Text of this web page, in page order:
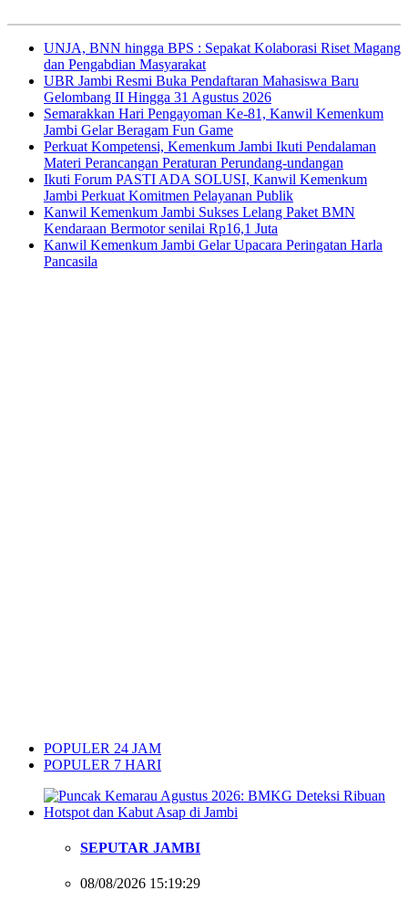
UNJA, BNN hingga BPS : Sepakat Kolaborasi Riset Magang
dan Pengabdian Masyarakat
UBR Jambi Resmi Buka Pendaftaran Mahasiswa Baru
Gelombang II Hingga 31 Agustus 2026
Semarakkan Hari Pengayoman Ke-81, Kanwil Kemenkum
Jambi Gelar Beragam Fun Game
Perkuat Kompetensi, Kemenkum Jambi Ikuti Pendalaman
Materi Perancangan Peraturan Perundang-undangan
Ikuti Forum PASTI ADA SOLUSI, Kanwil Kemenkum
Jambi Perkuat Komitmen Pelayanan Publik
Kanwil Kemenkum Jambi Sukses Lelang Paket BMN
Kendaraan Bermotor senilai Rp16,1 Juta
Kanwil Kemenkum Jambi Gelar Upacara Peringatan Harla
Pancasila
POPULER 24 JAM
POPULER 7 HARI
SEPUTAR JAMBI
08/08/2026 15:19:29